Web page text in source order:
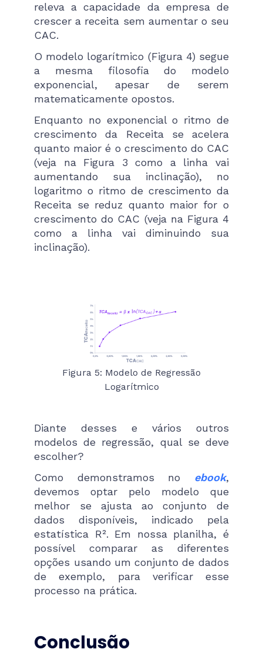
releva a capacidade da empresa de
crescer a receita sem aumentar o seu
CAC.
O modelo logarítmico (Figura 4) segue
a mesma filosofia do modelo
exponencial, apesar de serem
matematicamente opostos.
Enquanto no exponencial o ritmo de
crescimento da Receita se acelera
quanto maior é o crescimento do CAC
(veja na Figura 3 como a linha vai
aumentando sua inclinação), no
logaritmo o ritmo de crescimento da
Receita se reduz quanto maior for o
crescimento do CAC (veja na Figura 4
como a linha vai diminuindo sua
inclinação).
Figura 5: Modelo de Regressão
Logarítmico
Diante desses e vários outros
modelos de regressão, qual se deve
escolher?
Como demonstramos no ebook,
devemos optar pelo modelo que
melhor se ajusta ao conjunto de
dados disponíveis, indicado pela
estatística R². Em nossa planilha, é
possível comparar as diferentes
opções usando um conjunto de dados
de exemplo, para verificar esse
processo na prática.
Conclusão